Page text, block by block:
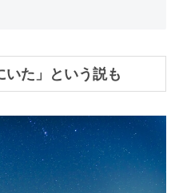
いた」という説も